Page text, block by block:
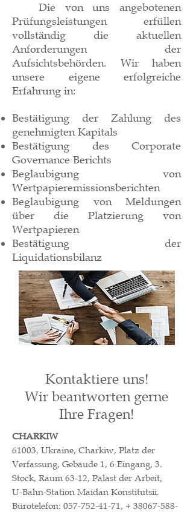
Die von uns angebotenen
Prüfungsleistungen erfüllen
vollständig die aktuellen
Anforderungen der
Aufsichtsbehörden. Wir haben
unsere eigene erfolgreiche
Erfahrung in:
Bestätigung der Zahlung des
genehmigten Kapitals
Bestätigung des Corporate
Governance Berichts
Beglaubigung von
Wertpapieremissionsberichten
Beglaubigung von Meldungen
über die Platzierung von
Wertpapieren
Bestätigung der
Liquidationsbilanz
Kontaktiere uns!
Wir beantworten gerne
Ihre Fragen!
CHARKIW
61003, Ukraine, Charkiw, Platz der
Verfassung, Gebäude 1, 6 Eingang, 3.
Stock, Raum 63-12, Palast der Arbeit,
U-Bahn-Station Maidan Konstitutsii.
Bürotelefon: 057-752-41-71, + 38067-588-